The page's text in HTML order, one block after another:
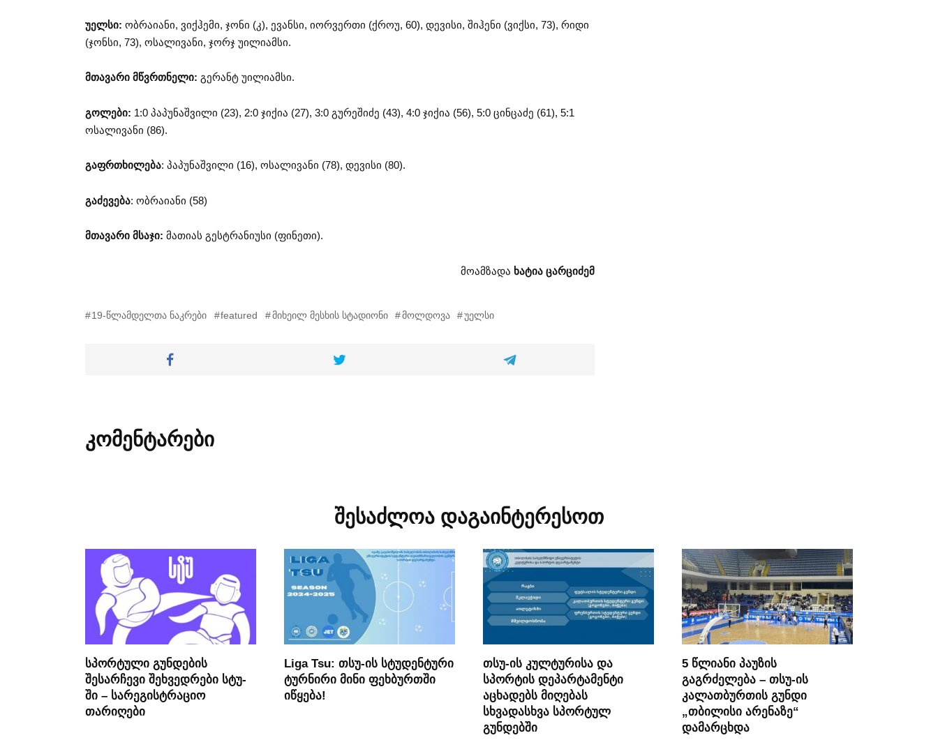
უელსი: ობრაიანი, ვიქჰემი, ჯონი (კ), ევანსი, იორვერთი (ქროუ, 60), დევისი, შიჰენი (ვიქსი, 73), რიდი
(ჯონსი, 73), ოსალივანი, ჯორჯ უილიამსი.
მთავარი მწვრთნელი: გერანტ უილიამსი.
გოლები: 1:0 პაპუნაშვილი (23), 2:0 ჯიქია (27), 3:0 გურეშიძე (43), 4:0 ჯიქია (56), 5:0 ცინცაძე (61), 5:1
ოსალივანი (86).
გაფრთხილება: პაპუნაშვილი (16), ოსალივანი (78), დევისი (80).
გაძევება: ობრაიანი (58)
მთავარი მსაჯი: მათიას გესტრანიუსი (ფინეთი).
მოამზადა ხატია ცარციძემ
19-წლამდელთა ნაკრები featured მიხეილ მესხის სტადიონი მოლდოვა უელსი
კომენტარები
შესაძლოა დაგაინტერესოთ
სპორტული გუნდების
შესარჩევი შეხვედრები სტუ-
ში – სარეგისტრაციო
თარიღები
Liga Tsu: თსუ-ის სტუდენტური
ტურნირი მინი ფეხბურთში
იწყება!
თსუ-ის კულტურისა და
სპორტის დეპარტამენტი
აცხადებს მიღებას
სხვადასხვა სპორტულ
გუნდებში
5 წლიანი პაუზის
გაგრძელება – თსუ-ის
კალათბურთის გუნდი
„თბილისი არენაზე“
დამარცხდა